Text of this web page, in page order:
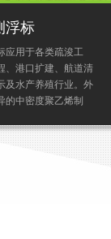
浮标
应用于各类疏浚工
、港口扩建、航道清
及水产养殖行业。外
的中密度聚乙烯制